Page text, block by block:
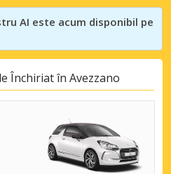
AI este acum disponibil pe
Închiriat în Avezzano